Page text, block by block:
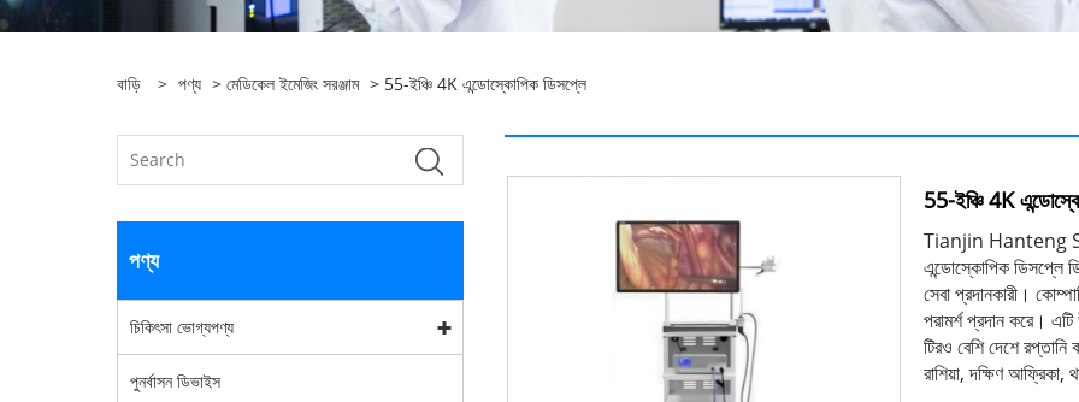
বাড়ি > পণ্য > মেডিকেল ইমেজিং সরঞ্জাম > 55-ইঞ্চি 4K এন্ডোস্কোপিক ডিসপ্লে
পণ্য
চিকিৎসা ভোগ্যপণ্য
পুনর্বাসন ডিভাইস
55-ইঞ্চি 4K
Tianjin Hanteng
এন্ডোস্কোপিক ডিসপ্লে
সেবা প্রদানকারী।
পরামর্শ প্রদান করে।
টিরও বেশি দেশে রপ্তানি
রাশিয়া, দক্ষিণ